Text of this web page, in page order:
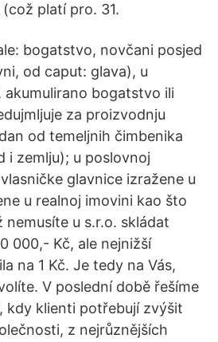
platí pro. 31.
bogatstvo, novčani posjed
od caput: glava), u
bogatstvo ili
za proizvodnju
od temeljnih čimbenika
i zemlju); u poslovnoj
glavnice izražene u
u realnoj imovini kao što
nemusíte u s.r.o. skládat
000,- Kč, ale nejnižší
na 1 Kč. Je tedy na Vás,
V poslední době řešíme
kdy klienti potřebují zvýšit
z nejrůznějších